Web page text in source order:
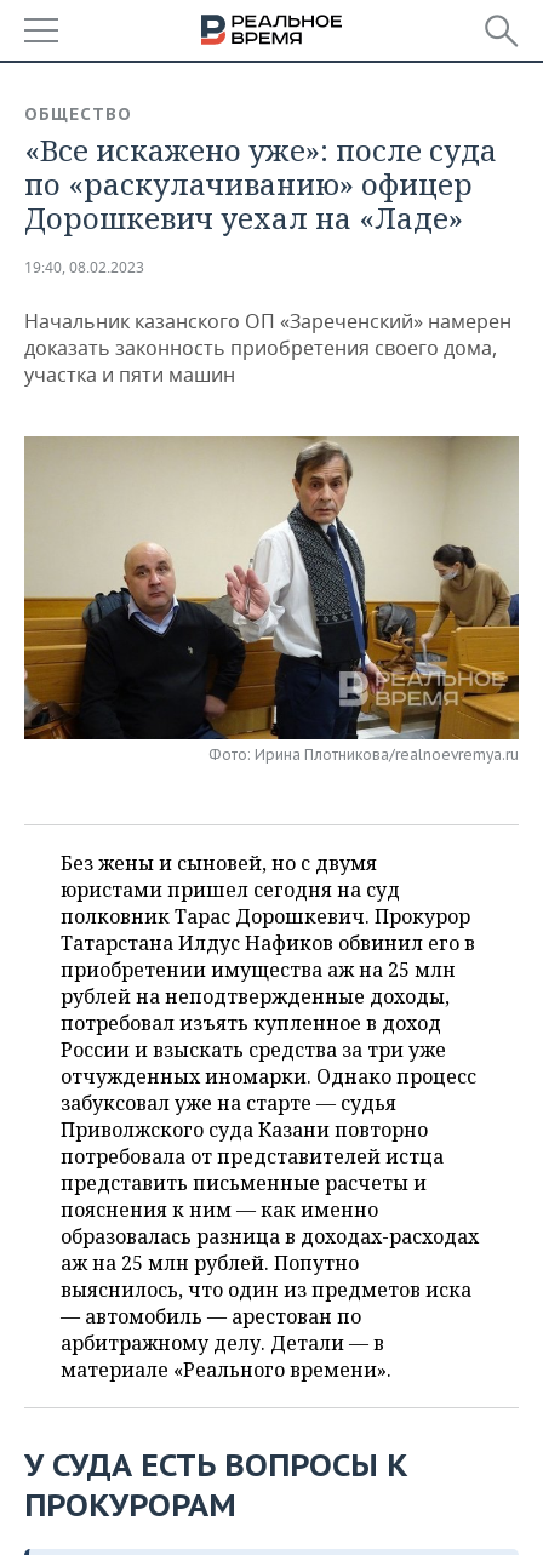
БАШКОРТОСТАН
ТАТАРСТАН
НОВОСТИ
АНАЛИТИКА
ДЕКЛАРАЦИИ О ДОХОДАХ
КОРОЛИ ГОСЗАКАЗА ПФО
НОВОСТИ ЭКОНОМИКИ
ФИНАНСЫ
ПРОМЫШЛЕННОСТЬ
НОВОСТИ
ПРОМЫШЛЕННОСТИ
АГРОПРОМ
НЕФТЕХИМИЯ
НЕФТЬ
ОПК
ЭНЕРГЕТИКА
НЕДВИЖИМОСТЬ
РОЗНИЧНАЯ ТОРГОВЛЯ
ТРАНСПОРТ
УСЛУГИ
НОВОСТИ ТЕХНОЛОГИЙ
IT
МЕДИА
ТЕЛЕКОММУНИКАЦИИ
МЕРОПРИЯТИЯ
НОВОСТИ МЕРОПРИЯТИЙ
ВЫЕЗДНАЯ РЕДАКЦИЯ
ОТКРЫТАЯ ЛЕКЦИЯ
СПОРТ
НОВОСТИ СПОРТА
БАСКЕТБОЛ
ВОЛЕЙБОЛ
КИБЕРСПОРТ
ФИГУРНОЕ КАТАНИЕ
ВОДНЫЕ ВИДЫ СПОРТА
ХОККЕЙ С МЯЧОМ
ОБЩЕСТВО
НОВОСТИ ОБЩЕСТВА
ИНФРАСТРУКТУРА
ИСТОРИЯ
КУЛЬТУРА
МЕДИЦИНА
ОБРАЗОВАНИЕ
ПРОИСШЕСТВИЯ
СПРАВОЧНИК
СПИСОК ПЕРСОН
СПИСОК КОМПАНИЙ
ПОЛНАЯ ВЕРСИЯ
ОБЩЕСТВО
«Все искажено уже»: после суда
по «раскулачиванию» офицер
Дорошкевич уехал на «Ладе»
19:40, 08.02.2023
Начальник казанского ОП «Зареченский» намерен
доказать законность приобретения своего дома,
участка и пяти машин
Фото: Ирина Плотникова/realnoevremya.ru
Без жены и сыновей, но с двумя
юристами пришел сегодня на суд
полковник Тарас Дорошкевич. Прокурор
Татарстана Илдус Нафиков обвинил его в
приобретении имущества аж на 25 млн
рублей на неподтвержденные доходы,
потребовал изъять купленное в доход
России и взыскать средства за три уже
отчужденных иномарки. Однако процесс
забуксовал уже на старте — судья
Приволжского суда Казани повторно
потребовала от представителей истца
представить письменные расчеты и
пояснения к ним — как именно
образовалась разница в доходах-расходах
аж на 25 млн рублей. Попутно
выяснилось, что один из предметов иска
— автомобиль — арестован по
арбитражному делу. Детали — в
материале «Реального времени».
У СУДА ЕСТЬ ВОПРОСЫ К
ПРОКУРОРАМ